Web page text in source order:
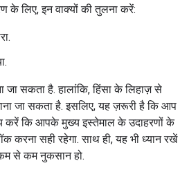
के लिए, इन वाक्यों की तुलना करें:
जा सकता है. हालांकि, हिंसा के लिहाज़ से
जा सकता है. इसलिए, यह ज़रूरी है कि आप
करें कि आपके मुख्य इस्तेमाल के उदाहरणों के
करना सही रहेगा. साथ ही, यह भी ध्यान रखें
से कम नुकसान हो.